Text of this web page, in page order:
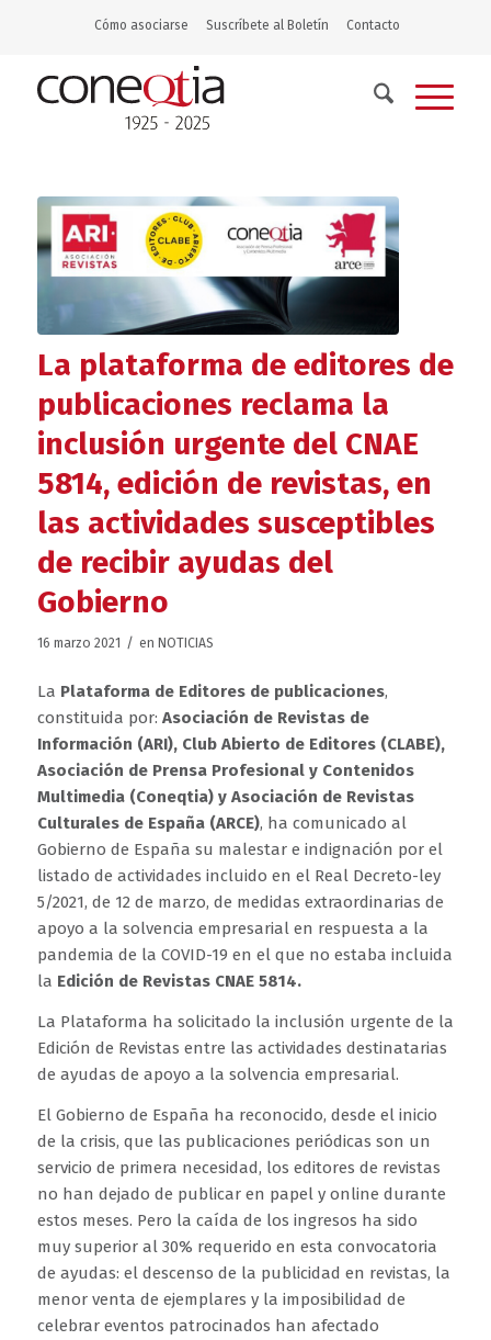
Cómo asociarse Suscríbete al Boletín Contacto
La plataforma de editores de
publicaciones reclama la
inclusión urgente del CNAE
5814, edición de revistas, en
las actividades susceptibles
de recibir ayudas del
Gobierno
16 marzo 2021 / en NOTICIAS
La Plataforma de Editores de publicaciones,
constituida por: Asociación de Revistas de
Información (ARI), Club Abierto de Editores (CLABE),
Asociación de Prensa Profesional y Contenidos
Multimedia (Coneqtia) y Asociación de Revistas
Culturales de España (ARCE), ha comunicado al
Gobierno de España su malestar e indignación por el
listado de actividades incluido en el Real Decreto-ley
5/2021, de 12 de marzo, de medidas extraordinarias de
apoyo a la solvencia empresarial en respuesta a la
pandemia de la COVID-19 en el que no estaba incluida
la Edición de Revistas CNAE 5814.
La Plataforma ha solicitado la inclusión urgente de la
Edición de Revistas entre las actividades destinatarias
de ayudas de apoyo a la solvencia empresarial.
El Gobierno de España ha reconocido, desde el inicio
de la crisis, que las publicaciones periódicas son un
servicio de primera necesidad, los editores de revistas
no han dejado de publicar en papel y online durante
estos meses. Pero la caída de los ingresos ha sido
muy superior al 30% requerido en esta convocatoria
de ayudas: el descenso de la publicidad en revistas, la
menor venta de ejemplares y la imposibilidad de
celebrar eventos patrocinados han afectado